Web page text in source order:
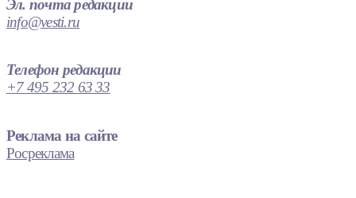
Эл. почта редакции
info@vesti.ru
Телефон редакции
+7 495 232 63 33
Реклама на сайте
Росреклама